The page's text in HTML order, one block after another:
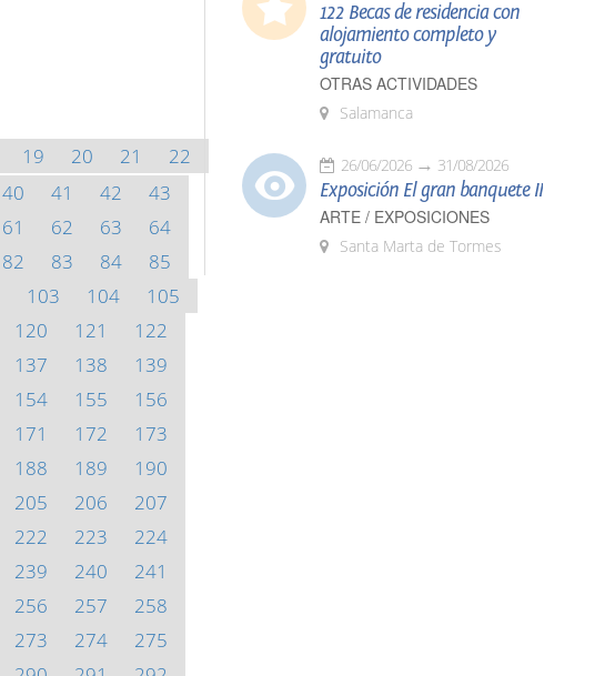
19 20 21
22
40 41 42
43
61 62 63
64
82 83 84
85
103 104
105
120 121
122
137 138
139
154 155
156
171 172
173
188 189
190
205 206
207
222 223
224
239 240
241
256 257
258
273 274
275
122 Becas de residencia con
alojamiento completo y
gratuito
OTRAS ACTIVIDADES
Salamanca
26/06/2026 31/08/2026
Exposición El gran banquete II
ARTE / EXPOSICIONES
Santa Marta de Tormes